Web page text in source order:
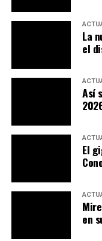
Motor:
cilindro),
carácter
rendimiento
en fibra de
Estado: su
la convierte
del precio
Ya en una subasta
£31,275
, con apenas
La
el
Así
El
en